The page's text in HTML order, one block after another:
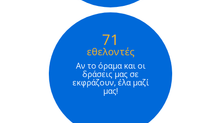
71
εθελοντές
Αν το όραμα και οι
δράσεις μας σε
εκφράζουν, έλα μαζί
μας!